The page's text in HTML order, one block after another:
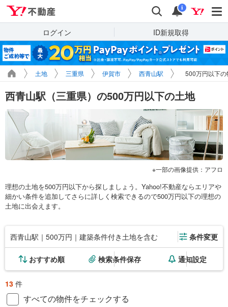
検索 通知
i
ログイン ID新規取得
土地 三重県 伊賀市 西青山駅 500万円以下
西青山駅（三重県）の500万円以下の土地
一部の画像提供：アフロ
理想の土地を500万円以下から探しましょう。Yahoo!不動産ならエリアや
細かい条件を追加してさらに詳しく検索できるので500万円以下の理想の
土地に出会えます。
西青山駅｜500万円｜建築条件付き土地を含む 条件変更
おすすめ順 検索条件保存 通知設定
13 件
すべての物件をチェックする